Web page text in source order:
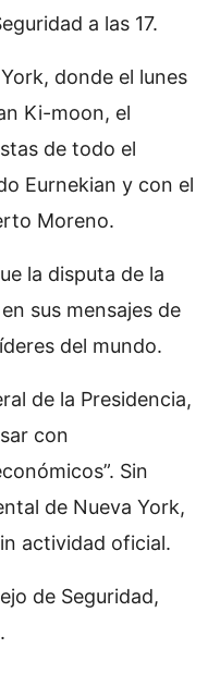
a las 17.
donde el lunes
Ki-moon, el
de todo el
Eurnekian y con el
Moreno.
la disputa de la
sus mensajes de
del mundo.
de la Presidencia,
con
Sin
de Nueva York,
actividad oficial.
de Seguridad,